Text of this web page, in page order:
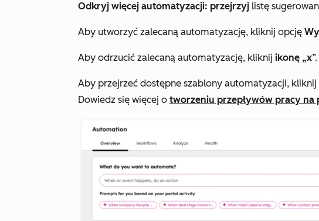
Odkryj więcej automatyzacji: przejrzyj listę
Aby utworzyć zalecaną automatyzację, kliknij opcję
Aby odrzucić zalecaną automatyzację, kliknij ikonę „x”.
Aby przejrzeć dostępne szablony automatyzacji, kliknij
Dowiedz się więcej o tworzeniu przepływów pracy na